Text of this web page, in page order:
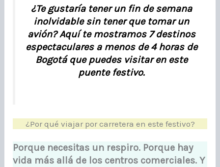
¿Te gustaría tener un fin de semana
inolvidable sin tener que tomar un
avión? Aquí te mostramos 7 destinos
espectaculares a menos de 4 horas de
Bogotá que puedes visitar en este
puente festivo.
¿Por qué viajar por carretera en este festivo?
Porque necesitas un respiro. Porque hay
vida más allá de los centros comerciales. Y